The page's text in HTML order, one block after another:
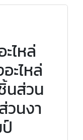
ไหล่
ไหล่
นส่วน
วนงา